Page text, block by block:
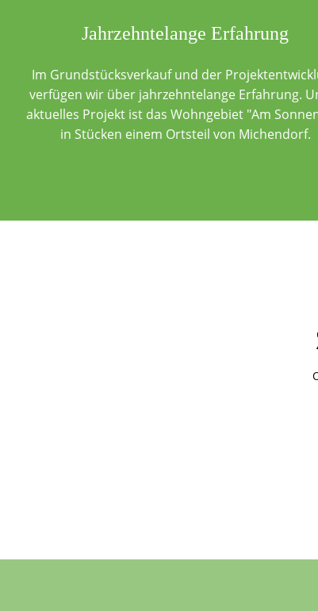
Jahrzehntelange Erfahrung
Im Grundstücksverkauf und der
verfügen wir über jahrzehntelange Erfahrung.
aktuelles Projekt ist das Wohngebiet "Am
in Stücken einem Ortsteil von Michendorf.